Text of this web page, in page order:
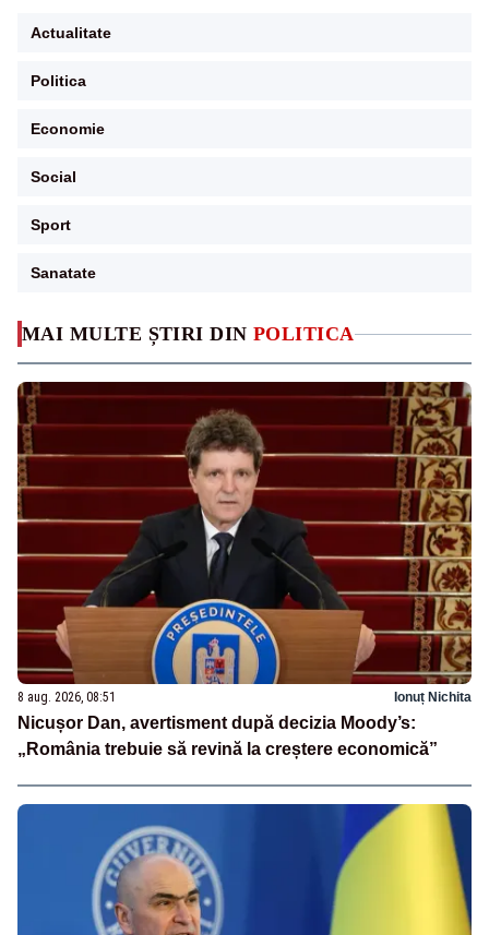
MAI MULTE ȘTIRI DIN POLITICA
8 aug. 2026, 08:51 Ionuț Nichita
Nicușor Dan, avertisment după decizia Moody’s:
„România trebuie să revină la creștere economică”
Actualitate
Politica
Economie
Social
Sport
Sanatate